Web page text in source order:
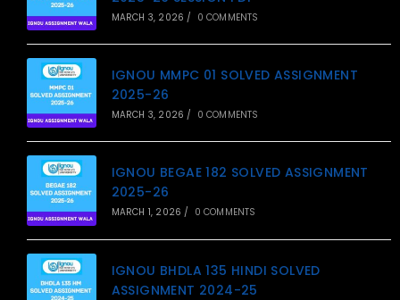
MARCH 3, 2026 / 0 COMMENTS
IGNOU MMPC 01 SOLVED ASSIGNMENT
2025-26
MARCH 3, 2026 / 0 COMMENTS
IGNOU BEGAE 182 SOLVED ASSIGNMENT
2025-26
MARCH 1, 2026 / 0 COMMENTS
IGNOU BHDLA 135 HINDI SOLVED
ASSIGNMENT 2024-25